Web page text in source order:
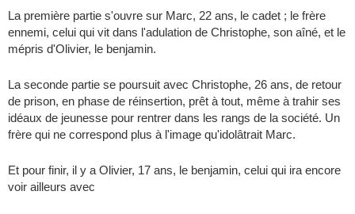
La première partie s'ouvre sur Marc, 22 ans, le cadet ; le frère
ennemi, celui qui vit dans l'adulation de Christophe, son aîné, et le
mépris d'Olivier, le benjamin.
La seconde partie se poursuit avec Christophe, 26 ans, de retour
de prison, en phase de réinsertion, prêt à tout, même à trahir ses
idéaux de jeunesse pour rentrer dans les rangs de la société. Un
frère qui ne correspond plus à l'image qu'idolâtrait Marc.
Et pour finir, il y a Olivier, 17 ans, le benjamin, celui qui ira encore
voir ailleurs avec